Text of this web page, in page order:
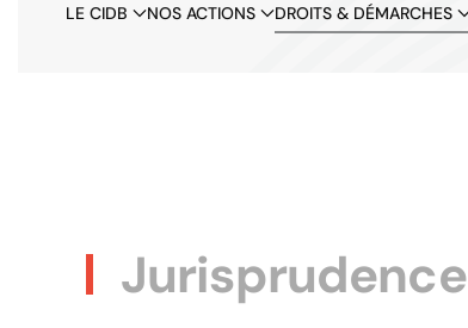
LE CIDB NOS ACTIONS DROITS & DÉMARCHES
Jurisprudence